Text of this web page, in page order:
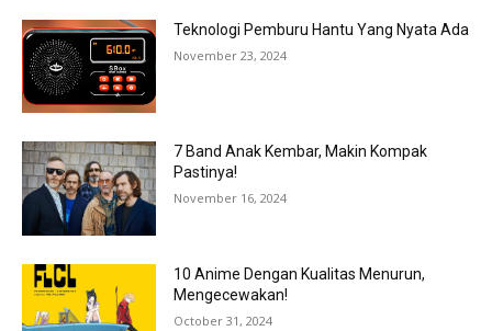
Teknologi Pemburu Hantu Yang Nyata Ada
November 23, 2024
7 Band Anak Kembar, Makin Kompak
Pastinya!
November 16, 2024
10 Anime Dengan Kualitas Menurun,
Mengecewakan!
October 31, 2024